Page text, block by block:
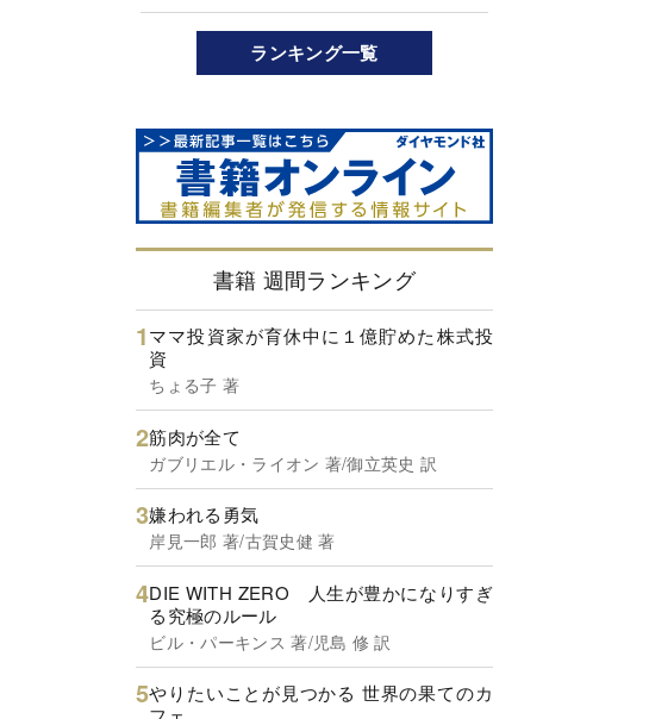
ランキング一覧
書籍 週間ランキング
ママ投資家が育休中に１億貯めた株式投
資
ちょる子 著
筋肉が全て
ガブリエル・ライオン 著/御立英史 訳
嫌われる勇気
岸見一郎 著/古賀史健 著
DIE WITH ZERO 人生が豊かになりすぎ
る究極のルール
ビル・パーキンス 著/児島 修 訳
やりたいことが見つかる 世界の果てのカ